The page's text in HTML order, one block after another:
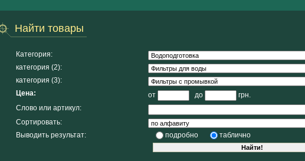
Найти товары
Категория:
категория (2):
категория (3):
Цена:
от до
грн.
Слово или артикул:
Сортировать:
Выводить результат:
подробно таблично